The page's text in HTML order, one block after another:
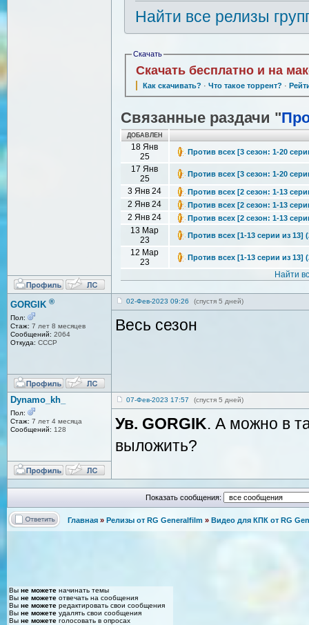
Найти все релизы
Скачать
Скачать бесплатно и на
Как скачивать? · Что такое торрент? ·
Связанные раздачи "
ДОБАВЛЕН
18 Янв
25
Против всех [3 сезон: 1-20
17 Янв
25
Против всех [3 сезон: 1-20
3 Янв 24 Против всех [2 сезон: 1-13
2 Янв 24 Против всех [2 сезон: 1-13
2 Янв 24 Против всех [2 сезон: 1-13
13 Мар
23
Против всех [1-13 серии из 13]
12 Мар
23
Против всех [1-13 серии из 13]
Найти
GORGIK ®
Пол:
Стаж: 7 лет 8 месяцев
Сообщений: 2064
Откуда: СССР
02-Фев-2023 09:26 (спустя 5 дней)
Весь сезон
Dynamo_kh_
Пол:
Стаж: 7 лет 4 месяца
Сообщений: 128
07-Фев-2023 17:57 (спустя 5 дней)
Ув. GORGIK. А можно в
выложить?
Показать сообщения:
Главная » Релизы от RG Generalfilm » Видео для КПК от RG
Вы не можете начинать темы
Вы не можете отвечать на сообщения
Вы не можете редактировать свои сообщения
Вы не можете удалять свои сообщения
Вы не можете голосовать в опросах